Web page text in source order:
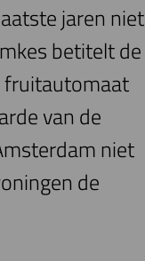
jaren niet
betitelt de
fruitautomaat
van de
niet
de